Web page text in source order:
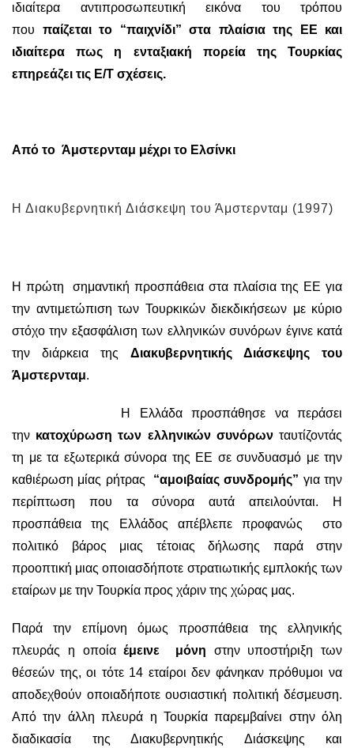
ιδιαίτερα αντιπροσωπευτική εικόνα του τρόπου
που παίζεται το “παιχνίδι” στα πλαίσια της ΕΕ και
ιδιαίτερα πως η ενταξιακή πορεία της Τουρκίας
επηρεάζει τις Ε/Τ σχέσεις.
Από το Άμστερνταμ μέχρι το Ελσίνκι
Η Διακυβερνητική Διάσκεψη του Άμστερνταμ (1997)
Η πρώτη σημαντική προσπάθεια στα πλαίσια της ΕΕ για
την αντιμετώπιση των Τουρκικών διεκδικήσεων με κύριο
στόχο την εξασφάλιση των ελληνικών συνόρων έγινε κατά
την διάρκεια της Διακυβερνητικής Διάσκεψης του
Άμστερνταμ.
Η Ελλάδα προσπάθησε να περάσει
την κατοχύρωση των ελληνικών συνόρωνταυτίζοντάς
τη με τα εξωτερικά σύνορα της ΕΕ σε συνδυασμό με την
καθιέρωση μίας ρήτρας “αμοιβαίας συνδρομής” για την
περίπτωση που τα σύνορα αυτά απειλούνται. Η
προσπάθεια της Ελλάδος απέβλεπε προφανώς στο
πολιτικό βάρος μιας τέτοιας δήλωσης παρά στην
προοπτική μιας οποιασδήποτε στρατιωτικής εμπλοκής των
εταίρων με την Τουρκία προς χάριν της χώρας μας.
Παρά την επίμονη όμως προσπάθεια της ελληνικής
πλευράς η οποίαέμεινε μόνη στην υποστήριξη των
θέσεών της, οι τότε 14 εταίροι δεν φάνηκαν πρόθυμοι να
αποδεχθούν οποιαδήποτε ουσιαστική πολιτική δέσμευση.
Από την άλλη πλευρά η Τουρκία παρεμβαίνει στην όλη
διαδικασία της Διακυβερνητικής Διάσκεψης και